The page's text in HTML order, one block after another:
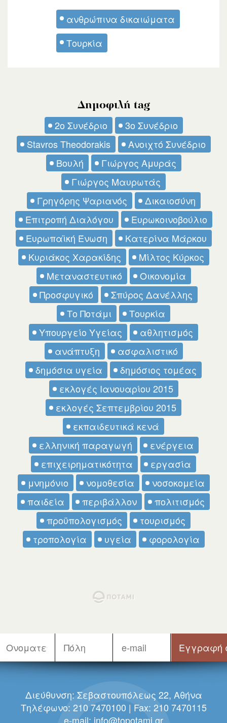
ανθρώπινα δικαιώματα
Τουρκία
Δημοφιλή tag
2ο Συνέδριο
3ο Συνέδριο
Stavros Theodorakis
Ανοιχτό Συνέδριο
Βουλή
Γιώργος Αμυράς
Γιώργος Μαυρωτάς
Γρηγόρης Ψαριανός
Δικαιοσύνη
Επιτροπή Διαλόγου
Ευρωκοινοβούλιο
Ευρωπαϊκή Ένωση
Κατερίνα Μάρκου
Κυριάκος Χαρακίδης
Μίλτος Κύρκος
Μεταναστευτικό
Οικονομία
Προσφυγικό
Σπύρος Δανέλλης
Το Ποτάμι
Τουρκία
Υπουργείο Υγείας
αθλητισμός
ανάπτυξη
ασφαλιστικό
δημόσια υγεία
δημόσιος τομέας
εκλογές Ιανουαρίου 2015
εκλογές Σεπτεμβρίου 2015
εκπαιδευτικά κενά
ελληνική παραγωγή
ενέργεια
επιχειρηματικότητα
εργασία
μνημόνιο
νομοθεσία
νοσοκομεία
παιδεία
περιβάλλον
πολιτισμός
προϋπολογισμός
τουρισμός
τροπολογία
υγεία φορολογία
Διεύθυνση: Σεβαστουπόλεως 22, Αθήνα
Τηλέφωνο: 210 7470100 | Fax: 210 7470115
e-mail: info@topotami.gr